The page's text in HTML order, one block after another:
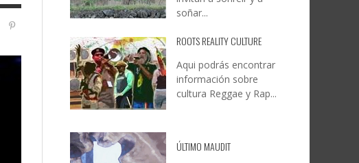
soñar...
ROOTS REALITY CULTURE
Aqui podrás encontrar
información sobre
cultura Reggae y Rap...
ÚLTIMO MAUDIT